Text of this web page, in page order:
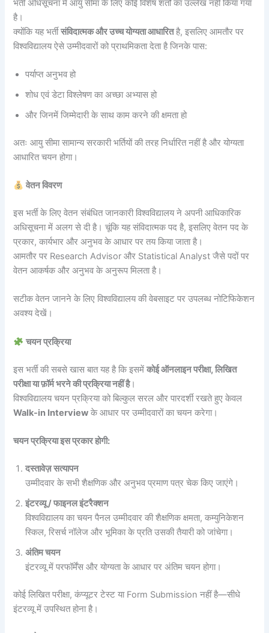
भर्ती अधिसूचना में आयु सीमा के लिए कोई विशेष शर्तों का उल्लेख नहीं किया गया
है।
क्योंकि यह भर्तीसंविदात्मक और उच्च योग्यता आधारितहै, इसलिए आमतौर पर
विश्वविद्यालय ऐसे उम्मीदवारों को प्राथमिकता देता है जिनके पास:
पर्याप्त अनुभव हो
शोध एवं डेटा विश्लेषण का अच्छा अभ्यास हो
और जिनमें जिम्मेदारी के साथ काम करने की क्षमता हो
अतः आयु सीमा सामान्य सरकारी भर्तियों की तरह निर्धारित नहीं है और योग्यता
आधारित चयन होगा।
वेतन विवरण
इस भर्ती के लिए वेतन संबंधित जानकारी विश्वविद्यालय ने अपनी आधिकारिक
अधिसूचना में अलग से दी है। चूंकि यह संविदात्मक पद है, इसलिए वेतन पद के
प्रकार, कार्यभार और अनुभव के आधार पर तय किया जाता है।
आमतौर पर Research Advisor और Statistical Analyst जैसे पदों पर
वेतन आकर्षक और अनुभव के अनुरूप मिलता है।
सटीक वेतन जानने के लिए विश्वविद्यालय की वेबसाइट पर उपलब्ध नोटिफिकेशन
अवश्य देखें।
चयन प्रक्रिया
इस भर्ती की सबसे खास बात यह है कि इसमेंकोई ऑनलाइन परीक्षा, लिखित
परीक्षा या फ़ॉर्म भरने की प्रक्रिया नहीं है।
विश्वविद्यालय चयन प्रक्रिया को बिल्कुल सरल और पारदर्शी रखते हुए केवल
Walk-in Interview के आधार पर उम्मीदवारों का चयन करेगा।
चयन प्रक्रिया इस प्रकार होगी:
दस्तावेज़ सत्यापन
उम्मीदवार के सभी शैक्षणिक और अनुभव प्रमाण पत्र चेक किए जाएंगे।
इंटरव्यू / फाइनल इंटरैक्शन
विश्वविद्यालय का चयन पैनल उम्मीदवार की शैक्षणिक क्षमता, कम्युनिकेशन
स्किल, रिसर्च नॉलेज और भूमिका के प्रति उसकी तैयारी को जांचेगा।
अंतिम चयन
इंटरव्यू में परफॉर्मेंस और योग्यता के आधार पर अंतिम चयन होगा।
कोई लिखित परीक्षा, कंप्यूटर टेस्ट या Form Submission नहीं है—सीधे
इंटरव्यू में उपस्थित होना है।